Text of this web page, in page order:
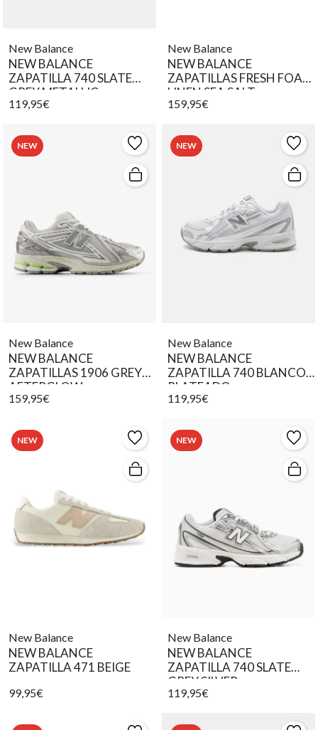
New Balance
NEW BALANCE
ZAPATILLA 740 SLATE
GREY METALLIC
119,95€
New Balance
NEW BALANCE
ZAPATILLAS FRESH FOAM
LINEN SEA SALT
159,95€
NEW
New Balance
NEW BALANCE
ZAPATILLAS 1906 GREY
AFTERGLOW
159,95€
NEW
New Balance
NEW BALANCE
ZAPATILLA 740 BLANCO
PLATEADO
119,95€
NEW
New Balance
NEW BALANCE
ZAPATILLA 471 BEIGE
99,95€
NEW
New Balance
NEW BALANCE
ZAPATILLA 740 SLATE
GREY SILVER
119,95€